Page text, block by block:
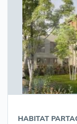
HABITAT